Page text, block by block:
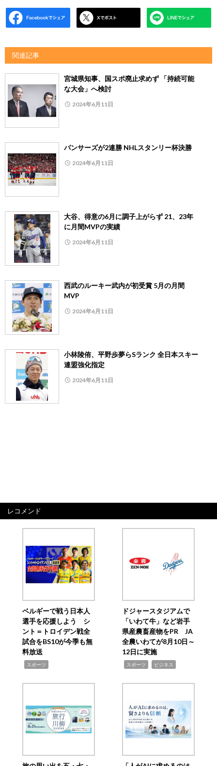
関連記事
宮城県知事、国スポ廃止求めず 「持続可能
な大会」へ検討
2024年6月11日
パンサーズが2連勝 NHLスタンリー杯決勝
2024年6月11日
大谷、得意の6月に調子上がらず 21、23年
に月間MVPの実績
2024年6月11日
西武のルーキー武内が初受賞 5月の月間
MVP
2024年6月11日
小林陵侑、平野歩夢らSランク 全日本スキー
連盟強化指定
2024年6月11日
レコメンド
ベルギーで戦う日本人
選手を応援しよう シ
ント＝トロイデン戦全
試合をBS10が今季も無
料放送
スポーツ
ドジャースタジアムで
「いわて牛」など岩手
県産農畜産物をPR JA
全農いわてが8月10日～
12日に実施
スポーツ ビジネス